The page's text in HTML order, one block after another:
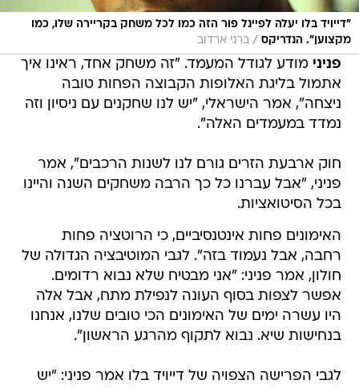
פנינימודע לגודל המעמד. "זה משחק אחד, ראינו איך
אתמול בליגת האלופות הקבוצה הפחות טובה
ניצחה", אמר הישראלי, "יש לנו שחקנים עם ניסיון וזה
נמדד במעמדים האלה".
חוק ארבעת הזרים גורם לנו לשנות הרכבים", אמר
בכל הסיטואציות.
האימונים פחות אינטנסיביים, כי הרוטציה פחות
חולון, אמר פניני: "אני מבטיח שלא נבוא רדומים.
אפשר לצפות בסוף העונה לנפילת מתח, אבל אלה
היו עשרה ימים של האימונים הכי טובים שלנו, אנחנו
בנחישות שיא. נבוא לתקוף מהרגע הראשון".
לגבי הפרישה הצפויה של דייויד בלו אמר פניני: "יש
שהוא ייתן את כולו במשחקים האלה, גם אם זה שני